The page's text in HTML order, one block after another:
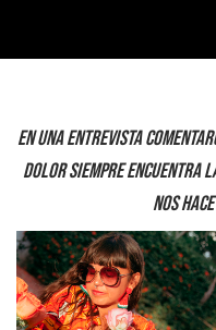
En una entrevista
dolor siempre encuentra
nos